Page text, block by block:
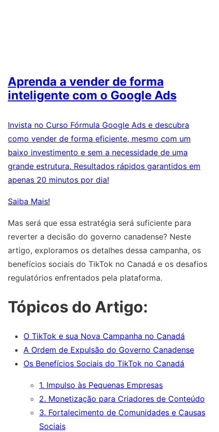
Aprenda a vender de forma
inteligente com o Google Ads
Invista no Curso Fórmula Google Ads e descubra
como vender de forma eficiente, mesmo com um
baixo investimento e sem a necessidade de uma
grande estrutura. Resultados rápidos garantidos em
apenas 20 minutos por dia!
Saiba Mais!
Mas será que essa estratégia será suficiente para
reverter a decisão do governo canadense? Neste
artigo, exploramos os detalhes dessa campanha, os
benefícios sociais do TikTok no Canadá e os desafios
regulatórios enfrentados pela plataforma.
Tópicos do Artigo:
O TikTok e sua Nova Campanha no Canadá
A Ordem de Expulsão do Governo Canadense
Os Benefícios Sociais do TikTok no Canadá
1. Impulso às Pequenas Empresas
2. Monetização para Criadores de Conteúdo
3. Fortalecimento de Comunidades e Causas
Sociais